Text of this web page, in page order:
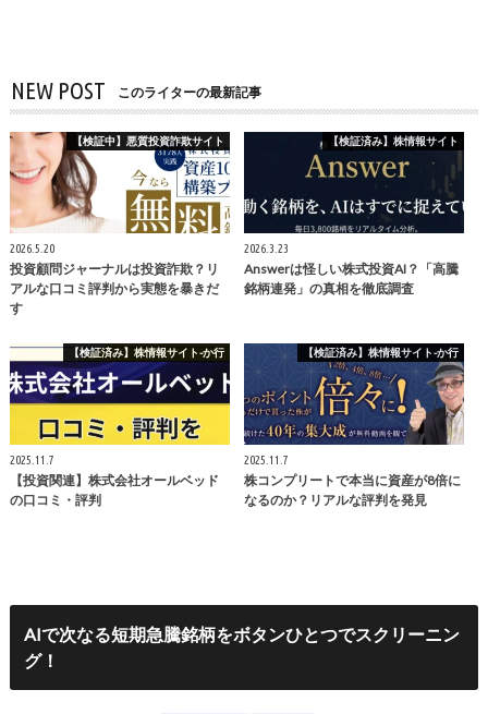
NEW POST このライターの最新記事
【検証中】悪質投資詐欺サイト
2026.5.20
投資顧問ジャーナルは投資詐欺？リ
アルな口コミ評判から実態を暴きだ
す
【検証済み】株情報サイト
2026.3.23
Answerは怪しい株式投資AI？「高騰
銘柄連発」の真相を徹底調査
【検証済み】株情報サイト-か行
2025.11.7
【投資関連】株式会社オールベッド
の口コミ・評判
【検証済み】株情報サイト-か行
2025.11.7
株コンプリートで本当に資産が8倍に
なるのか？リアルな評判を発見
AIで次なる短期急騰銘柄をボタンひとつでスクリーニン
グ！